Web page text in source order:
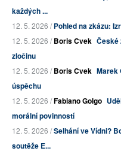
každých ...
12. 5. 2026 /Pohled na zkázu:
12. 5. 2026 /Boris Cvek České
zločinu
12. 5. 2026 /Boris Cvek Marek
úspěchu
12. 5. 2026 /Fabiano Golgo
morální povinností
12. 5. 2026 /Selhání ve Vídni?
soutěže E...